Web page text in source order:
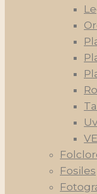
Fosiles